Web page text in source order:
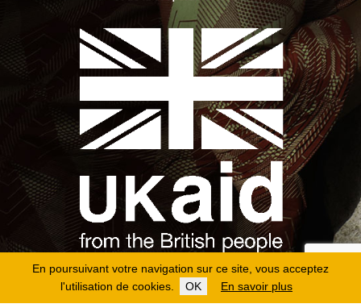
En poursuivant votre navigation sur ce site, vous acceptez
l'utilisation de cookies.
OK En savoir plus